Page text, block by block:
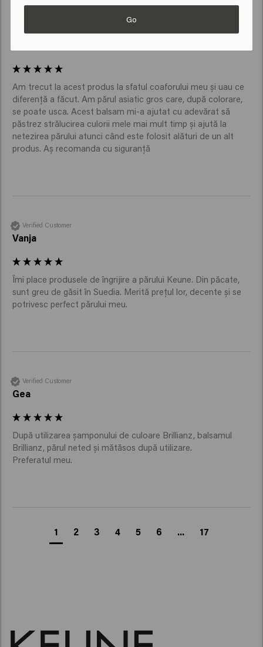
Verified Customer
Am trecut la acest produs la sfatul coaforului meu și uau ce
diferență a făcut. Am părul asiatic gros care, după colorare,
se poate usca. Acest balsam mi-a ajutat cu adevărat să
păstrez strălucirea culorii mele mai mult timp și ajută la
netezirea părului atunci când este folosit alături de un alt
produs. Aș recomanda cu siguranță
Verified Customer
Vanja
Îmi place produsele de îngrijire a părului Keune. Din păcate,
sunt greu de găsit în Suedia. Merită prețul lor, decente și se
potrivesc perfect părului meu.
Verified Customer
Gea
După utilizarea șamponului de culoare Brillianz, balsamul
Brillianz, părul neted și mătăsos după utilizare.
1 2 3 4 5 6 ... 17
Go